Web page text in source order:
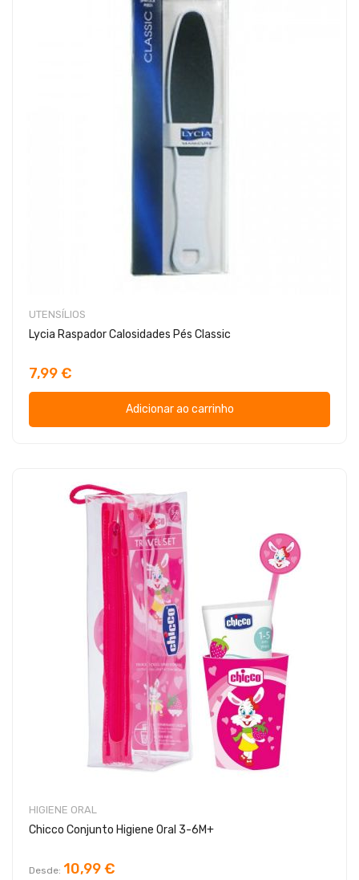
UTENSÍLIOS
Lycia Raspador Calosidades Pés Classic
7,99 €
Adicionar ao carrinho
HIGIENE ORAL
Chicco Conjunto Higiene Oral 3-6M+
Desde 10,99 €